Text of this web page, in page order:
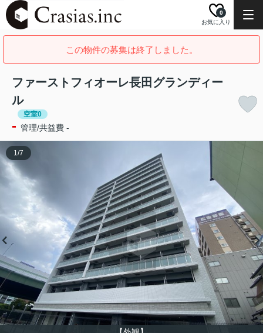
お気に入り
0
この物件の募集は終了しました。
ファーストフィオーレ長田グランディー
ル
空室0
- 管理/共益費 -
1/7